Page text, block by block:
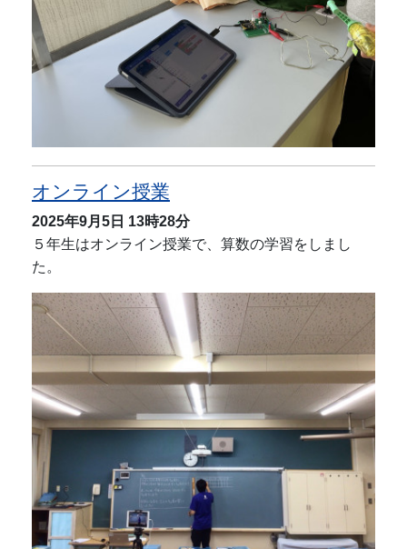
オンライン授業
2025年9月5日 13時28分
５年生はオンライン授業で、算数の学習をしまし
た。